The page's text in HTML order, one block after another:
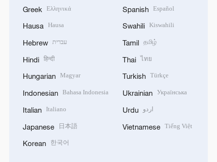
Greek Ελληνικά
Hausa Hausa
Hebrew עברית
Hindi हिन्दी
Hungarian Magyar
Indonesian Bahasa Indonesia
Italian Italiano
Japanese 日本語
Korean 한국어
Spanish Español
Swahili Kiswahili
Tamil தமிழ்
Thai ไทย
Turkish Türkçe
Ukrainian Українська
Urdu اردو
Vietnamese Tiếng Việt